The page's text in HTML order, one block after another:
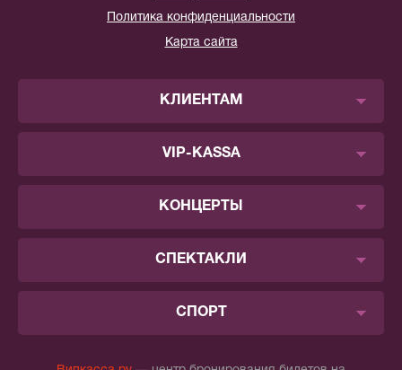
Политика конфиденциальности
Карта сайта
КЛИЕНТАМ
VIP-KASSA
КОНЦЕРТЫ
СПЕКТАКЛИ
СПОРТ